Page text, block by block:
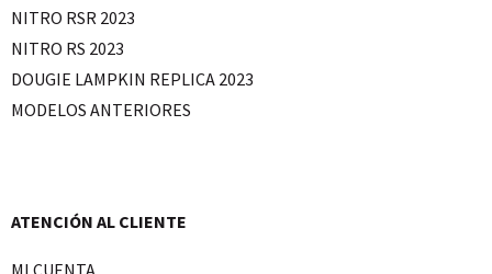
NITRO RSR 2023
NITRO RS 2023
DOUGIE LAMPKIN REPLICA 2023
MODELOS ANTERIORES
ATENCIÓN AL CLIENTE